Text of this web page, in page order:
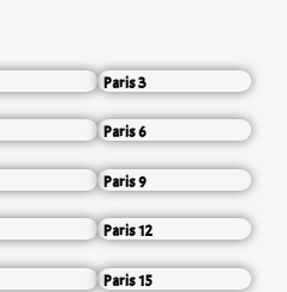
Paris 3
Paris 6
Paris 9
Paris 12
Paris 15